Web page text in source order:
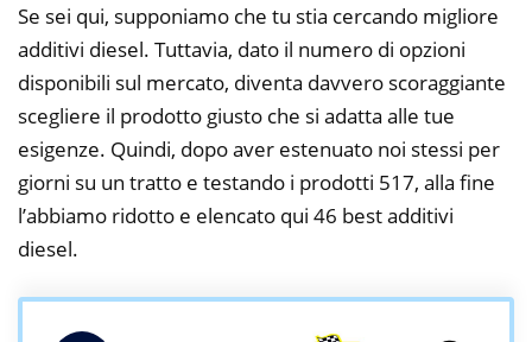
Se sei qui, supponiamo che tu stia cercando migliore
additivi diesel. Tuttavia, dato il numero di opzioni
disponibili sul mercato, diventa davvero scoraggiante
scegliere il prodotto giusto che si adatta alle tue
esigenze. Quindi, dopo aver estenuato noi stessi per
giorni su un tratto e testando i prodotti 517, alla fine
l’abbiamo ridotto e elencato qui 46 best additivi
diesel.